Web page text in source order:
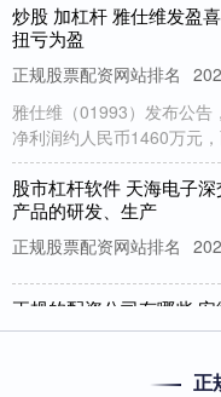
炒股 加杠杆 雅仕维发盈
扭亏为盈
正规股票配资网站排名
雅仕维（01993）发布公
净利润约人民币1460万元
股市杠杆软件 天海电子
产品的研发、生产
正规股票配资网站排名
正规的配资公司有哪些
检赋能新能源汽车一体化
正